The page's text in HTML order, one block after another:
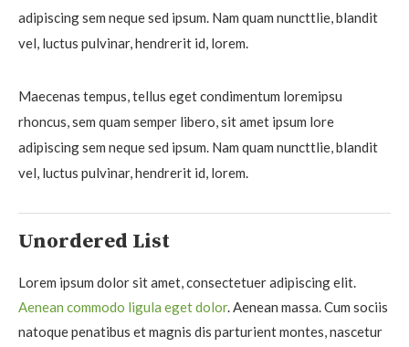
adipiscing sem neque sed ipsum. Nam quam nuncttlie, blandit
vel, luctus pulvinar, hendrerit id, lorem.
Maecenas tempus, tellus eget condimentum loremipsu
rhoncus, sem quam semper libero, sit amet ipsum lore
adipiscing sem neque sed ipsum. Nam quam nuncttlie, blandit
vel, luctus pulvinar, hendrerit id, lorem.
Unordered List
Lorem ipsum dolor sit amet, consectetuer adipiscing elit.
Aenean commodo ligula eget dolor. Aenean massa. Cum sociis
natoque penatibus et magnis dis parturient montes, nascetur